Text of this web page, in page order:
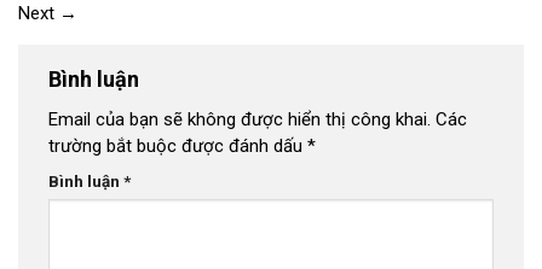
Next →
Bình luận
Email của bạn sẽ không được hiển thị công khai. Các
trường bắt buộc được đánh dấu *
Bình luận *